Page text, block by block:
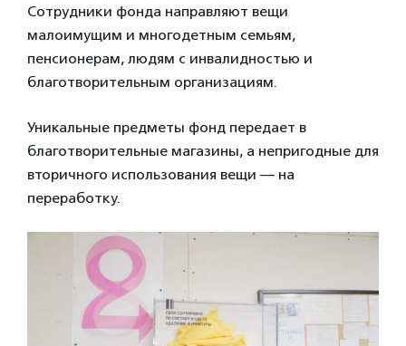
Сотрудники фонда направляют вещи
малоимущим и многодетным семьям,
пенсионерам, людям с инвалидностью и
благотворительным организациям.
Уникальные предметы фонд передает в
благотворительные магазины, а непригодные для
вторичного использования вещи — на
переработку.